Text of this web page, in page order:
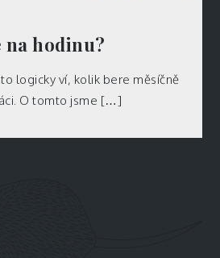
hodinu?
logicky ví, kolik bere měsíčně
O tomto jsme […]